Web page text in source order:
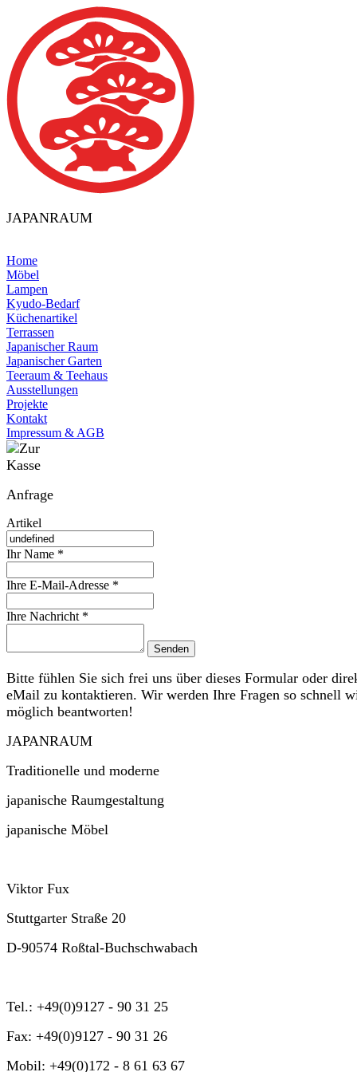
JAPANRAUM
Home
Möbel
Lampen
Kyudo-Bedarf
Küchenartikel
Terrassen
Japanischer Raum
Japanischer Garten
Teeraum & Teehaus
Ausstellungen
Projekte
Kontakt
Impressum & AGB
Anfrage
Artikel
Ihr Name *
Ihre E-Mail-Adresse *
Ihre Nachricht *
Bitte fühlen Sie sich frei uns über dieses Formular oder
eMail zu kontaktieren. Wir werden Ihre Fragen so schnell
möglich beantworten!
JAPANRAUM
Traditionelle und moderne
japanische Raumgestaltung
japanische Möbel
Viktor Fux
Stuttgarter Straße 20
D-90574 Roßtal-Buchschwabach
Tel.: +49(0)9127 - 90 31 25
Fax: +49(0)9127 - 90 31 26
Mobil: +49(0)172 - 8 61 63 67